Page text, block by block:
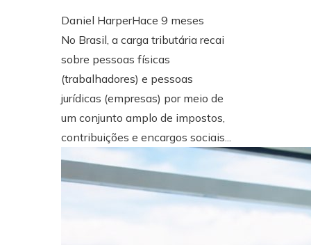
Daniel HarperHace 9 meses
No Brasil, a carga tributária recai
sobre pessoas físicas
(trabalhadores) e pessoas
jurídicas (empresas) por meio de
um conjunto amplo de impostos,
contribuições e encargos sociais...